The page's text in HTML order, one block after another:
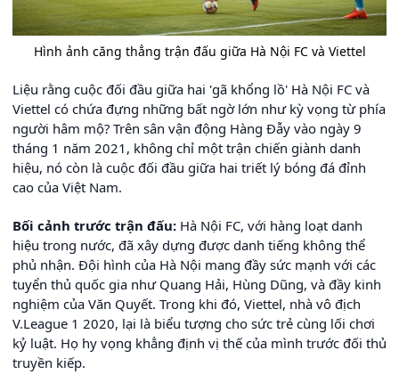
Hình ảnh căng thẳng trận đấu giữa Hà Nội FC và Viettel
Liệu rằng cuộc đối đầu giữa hai 'gã khổng lồ' Hà Nội FC và
Viettel có chứa đựng những bất ngờ lớn như kỳ vọng từ phía
người hâm mộ? Trên sân vận động Hàng Đẫy vào ngày 9
tháng 1 năm 2021, không chỉ một trận chiến giành danh
hiệu, nó còn là cuộc đối đầu giữa hai triết lý bóng đá đỉnh
cao của Việt Nam.
Bối cảnh trước trận đấu: Hà Nội FC, với hàng loạt danh
hiệu trong nước, đã xây dựng được danh tiếng không thể
phủ nhận. Đội hình của Hà Nội mang đầy sức mạnh với các
tuyển thủ quốc gia như Quang Hải, Hùng Dũng, và đầy kinh
nghiệm của Văn Quyết. Trong khi đó, Viettel, nhà vô địch
V.League 1 2020, lại là biểu tượng cho sức trẻ cùng lối chơi
kỷ luật. Họ hy vọng khẳng định vị thế của mình trước đối thủ
truyền kiếp.